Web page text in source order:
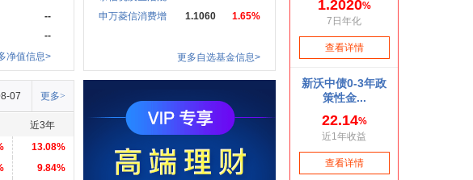
--
--
净值信息>
申万菱信消费增
1.1060 1.65%
更多自选基金信息>
更多>
07
近3年
13.08%
9.84%